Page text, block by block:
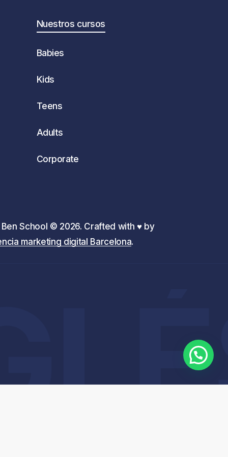
Nuestros cursos
Babies
Kids
Teens
Adults
Corporate
Ben School © 2026. Crafted with ♥️ by
marketing digital Barcelona.